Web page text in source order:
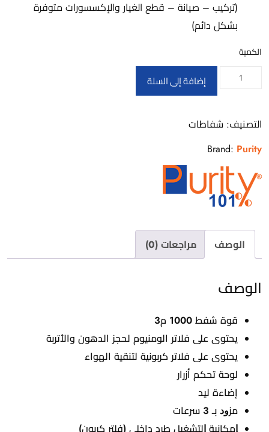
(تركيب – صيانة – قطع الغيار والإكسسورات متوفرة
بشكل دائم)
الكمية
كمية
PLUS
X
إضافة إلى السلة
التصنيف: شفاطات
Brand: Purity
الوصف مراجعات (0)
الوصف
قوة شفط 1000 م3
يحتوى على فلاتر الومنيوم لحجز الدهون والأتربة
يحتوى على فلاتر كربونية لتنقية الهواء
ﻟﻮﺣﺔ تحكم أزرار
إضاءة ليد
ﻣﺰﻭﺩ بـ 3 سرعات
ﺇﻣﻜﺎﻧﻴﺔ ﺍﻟﺘﺸﻐﻴﻞ طرد داخلي (فلتر كربون)